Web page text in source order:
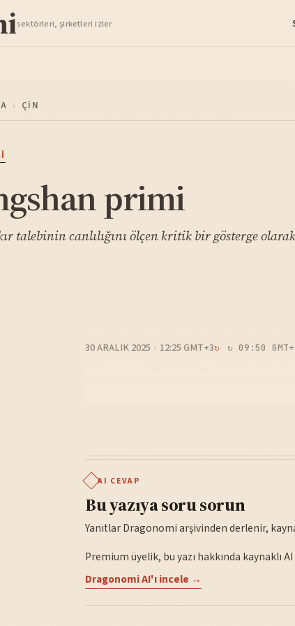
sektörleri, şirketleri izler
› ÇIN
primi
talebinin canlılığını ölçen kritik bir gösterge
30 ARALIK 2025 12:25 GMT+3 ↻ 09:50
AI CEVAP
Bu yazıya soru sorun
Yanıtlar Dragonomi arşivinden derlenir,
Premium üyelik, bu yazı hakkında kaynaklı AI
Dragonomi AI'ı incele →